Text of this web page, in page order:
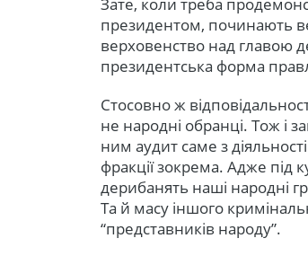
Зате, коли треба
президентом, починають
верховенство над главою
президентська форма
Стосовно ж
не народні обранці. Тож і
ним аудит саме з
фракції зокрема. Адже
дерибанять наші народні
Та й масу іншого
“представників народу”.